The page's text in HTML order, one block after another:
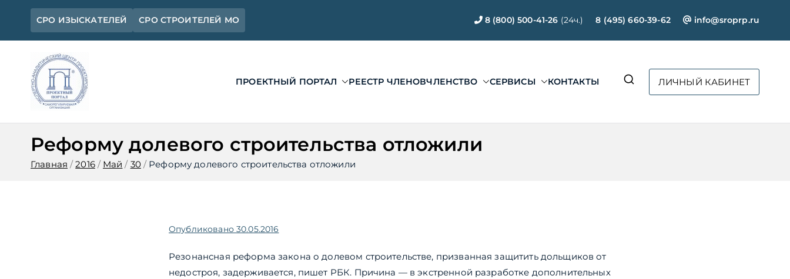
Перейти
содержимому
СРО ИЗЫСКАТЕЛЕЙ СРО СТРОИТЕЛЕЙ МО 8 (800) 500-41-26 (24ч.)8 (495) 660-39-62 info@sroprp.ru
ПРОЕКТНЫЙ ПОРТАЛ РЕЕСТР ЧЛЕНОВЧЛЕНСТВО СЕРВИСЫ КОНТАКТЫ ЛИЧНЫЙ КАБИНЕТ
Реформу долевого строительства отложили
Главная 2016 Май 30 Реформу долевого строительства отложили
Опубликовано 30.05.2016
Резонансная реформа закона о долевом строительстве, призванная защитить дольщиков от
недостроя, задерживается, пишет РБК. Причина — в экстренной разработке дополнительных